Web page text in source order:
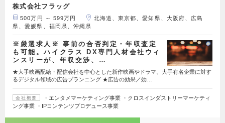
株式会社フラッグ
500万円 ～ 599万円
北海道、東京都、愛知県、大阪府、広島
県、愛媛県、福岡県、沖縄県
※厳選求人※ 事前の合否判定・年収査定
も可能。ハイクラス DX専門人材会社ウィ
ンスリーが、年収交渉、…
★大手映画配給・配信会社を中心とした新作映画やドラマ、大手有名企業に対す
るデジタル領域の広告プランニング ★広告の効果／効…
会社概要
・エンタメマーケティング事業 ・クロスインダストリーマーケティ
ング事業 ・IPコンテンツプロデュース事業